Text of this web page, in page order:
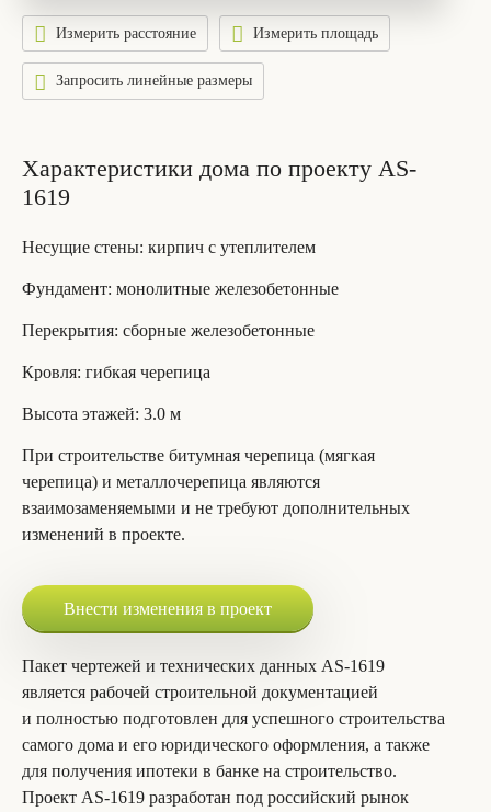
Измерить расстояние Измерить площадь
Запросить линейные размеры
Характеристики дома по проекту AS-
1619
Несущие стены: кирпич с утеплителем
Фундамент: монолитные железобетонные
Перекрытия: сборные железобетонные
Кровля: гибкая черепица
Высота этажей: 3.0 м
При строительстве битумная черепица (мягкая
черепица) и металлочерепица являются
взаимозаменяемыми и не требуют дополнительных
изменений в проекте.
Внести изменения в проект
Пакет чертежей и технических данных AS-1619
является рабочей строительной документацией
и полностью подготовлен для успешного строительства
самого дома и его юридического оформления, а также
для получения ипотеки в банке на строительство.
Проект AS-1619 разработан под российский рынок